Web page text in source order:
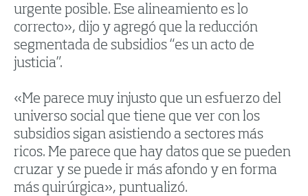
urgente posible. Ese alineamiento es lo
correcto», dijo y agregó que la reducción
segmentada de subsidios “es un acto de
justicia”.
«Me parece muy injusto que un esfuerzo del
universo social que tiene que ver con los
subsidios sigan asistiendo a sectores más
ricos. Me parece que hay datos que se pueden
cruzar y se puede ir más afondo y en forma
más quirúrgica», puntualizó.